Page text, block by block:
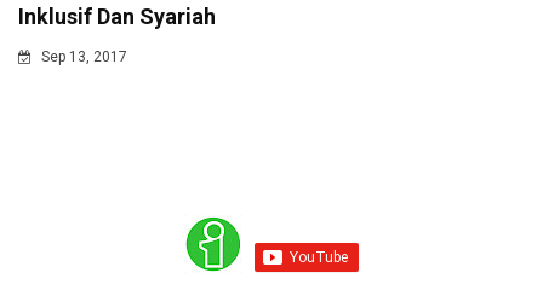
Inklusif Dan Syariah
Sep 13, 2017